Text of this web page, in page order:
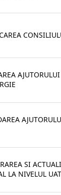
SI
LA NIVELUL